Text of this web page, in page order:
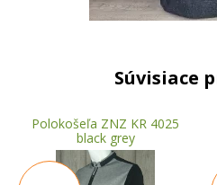
Súvisiace
Polokošeľa ZNZ KR 4025
black grey